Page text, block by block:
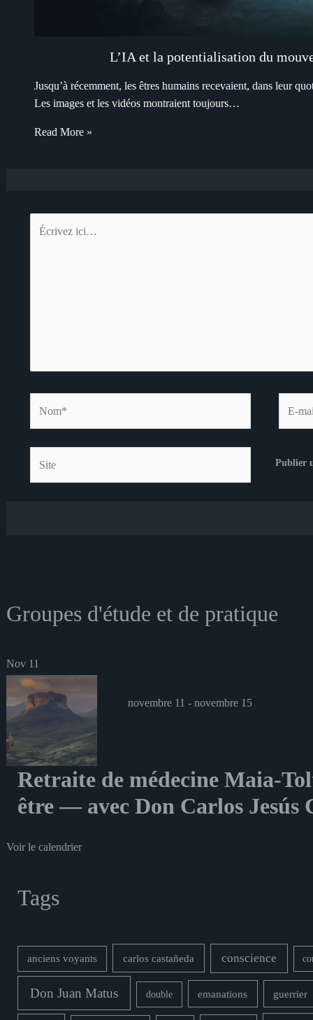
L’IA et la potentialisation du
Jusqu’à récemment, les êtres humains recevaient, dans leur
Les images et les vidéos montraient toujours…
Read More »
ici…
mail*
Groupes d'étude et de pratique
Nov 11
novembre 11 - novembre 15
Retraite de médecine Maia-
être — avec Don Carlos Jesús
Voir le calendrier
Tags
anciens voyants carlos castañeda conscience
Don Juan Matus double emanations guerrier